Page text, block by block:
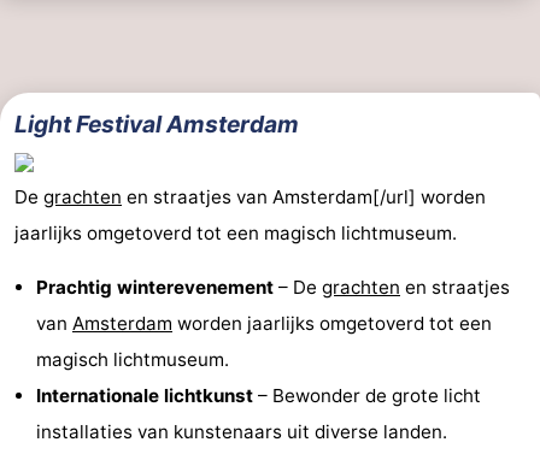
Light Festival Amsterdam
De grachten en straatjes van Amsterdam[/url] worden
jaarlijks omgetoverd tot een magisch lichtmuseum.
Prachtig winterevenement – De grachten en straatjes
van Amsterdam worden jaarlijks omgetoverd tot een
magisch lichtmuseum.
Internationale lichtkunst – Bewonder de grote licht
installaties van kunstenaars uit diverse landen.